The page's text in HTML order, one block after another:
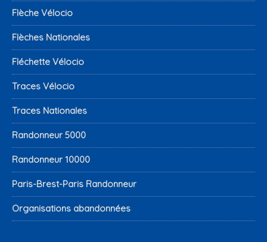
Flèche Vélocio
Flèches Nationales
Fléchette Vélocio
Traces Vélocio
Traces Nationales
Randonneur 5000
Randonneur 10000
Paris-Brest-Paris Randonneur
Organisations abandonnées